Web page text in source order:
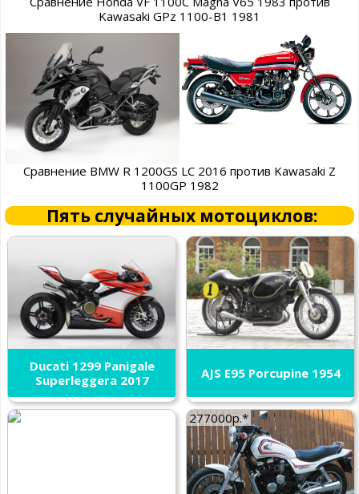
Kawasaki GPz 1100-B1 1981
Сравнение BMW R 1200GS LC 2016 против Kawasaki Z
1100GP 1982
Пять случайных мотоциклов:
Ducati 1299 Panigale
Superleggera 2017
AJS E95 Porcupine 1954
277000р.*